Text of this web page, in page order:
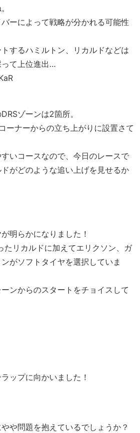
ーによって戦略が分かれる可能性
するハミルトン、リカルドなどは
て上位進出…
ゾーンは2箇所。
ーナーからの立ち上がりに設置さて
いコースなので、今日のレースで
がどのような追い上げを見せるか
明らかになりました！
たリカルドに加えてエリクソン、ガ
がソフトタイヤを選択していま
ンからのスタートをチョイスして
ップに向かいました！
や問題を抱えているでしょうか？